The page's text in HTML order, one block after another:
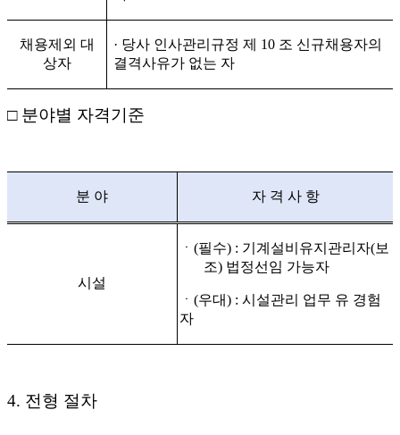
채용제외 대
상자
· 당사 인사관리규정 제 10 조 신규채용자의
결격사유가 없는 자
□ 분야별 자격기준
분 야 자 격 사 항
시설
ㆍ (필수) : 기계설비유지관리자(보
조) 법정선임 가능자
ㆍ (우대) : 시설관리 업무 유 경험
자
4. 전형 절차